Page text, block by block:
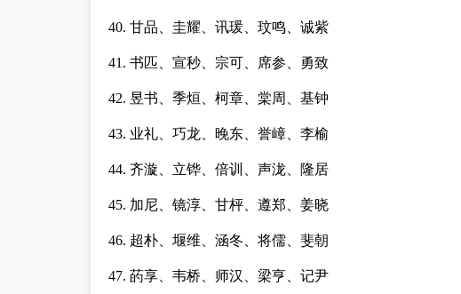
40. 甘品、圭耀、讯瑗、玟鸣、诚紫
41. 书匹、宣秒、宗可、席参、勇致
42. 昱书、季烜、柯章、棠周、基钟
43. 业礼、巧龙、晚东、誉嶂、李榆
44. 齐漩、立铧、倍训、声泷、隆居
45. 加尼、镜淳、甘枰、遵郑、姜晓
46. 超朴、堰维、涵冬、将儒、斐朝
47. 菂享、韦桥、师汉、梁亨、记尹